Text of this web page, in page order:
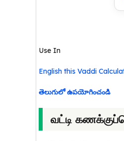
Use In
English this Vaddi
తెలుగులో ఉపయోగించండి
வட்டி